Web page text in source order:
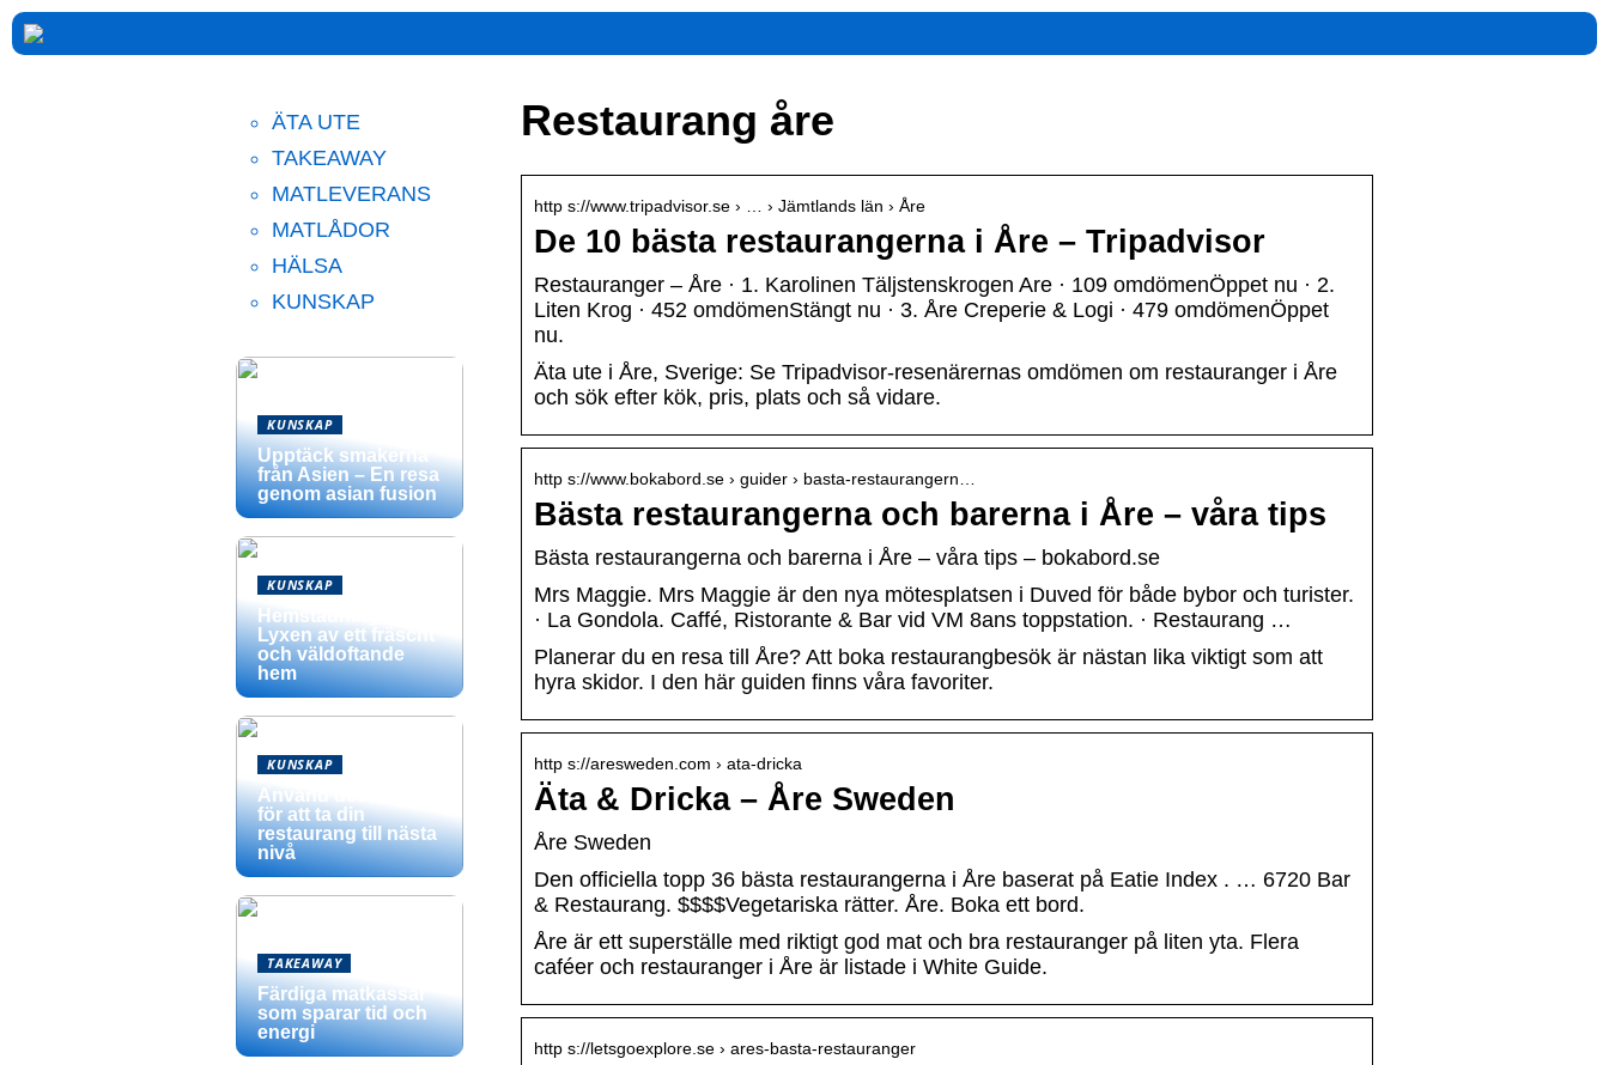
Restaurang åre
http s://www.tripadvisor.se › … › Jämtlands län › Åre
De 10 bästa restaurangerna i Åre – Tripadvisor
Restauranger – Åre · 1. Karolinen Täljstenskrogen Are · 109 omdömenÖppet nu · 2.
Liten Krog · 452 omdömenStängt nu · 3. Åre Creperie & Logi · 479 omdömenÖppet
nu.
Äta ute i Åre, Sverige: Se Tripadvisor-resenärernas omdömen om restauranger i Åre
och sök efter kök, pris, plats och så vidare.
http s://www.bokabord.se › guider › basta-restaurangern…
Bästa restaurangerna och barerna i Åre – våra tips
Bästa restaurangerna och barerna i Åre – våra tips – bokabord.se
Mrs Maggie. Mrs Maggie är den nya mötesplatsen i Duved för både bybor och turister.
· La Gondola. Caffé, Ristorante & Bar vid VM 8ans toppstation. · Restaurang …
Planerar du en resa till Åre? Att boka restaurangbesök är nästan lika viktigt som att
hyra skidor. I den här guiden finns våra favoriter.
http s://aresweden.com › ata-dricka
Äta & Dricka – Åre Sweden
Åre Sweden
Den officiella topp 36 bästa restaurangerna i Åre baserat på Eatie Index . … 6720 Bar
& Restaurang. $$$$Vegetariska rätter. Åre. Boka ett bord.
Åre är ett superställe med riktigt god mat och bra restauranger på liten yta. Flera
caféer och restauranger i Åre är listade i White Guide.
http s://letsgoexplore.se › ares-basta-restauranger
ÄTA UTE
TAKEAWAY
MATLEVERANS
MATLÅDOR
HÄLSA
KUNSKAP
KUNSKAP
Upptäck smakerna
från Asien – En resa
genom asian fusion
KUNSKAP
Hemstädning –
Lyxen av ett fräscht
och väldoftande
hem
KUNSKAP
Använd dessa tips
för att ta din
restaurang till nästa
nivå
TAKEAWAY
Färdiga matkassar
som sparar tid och
energi